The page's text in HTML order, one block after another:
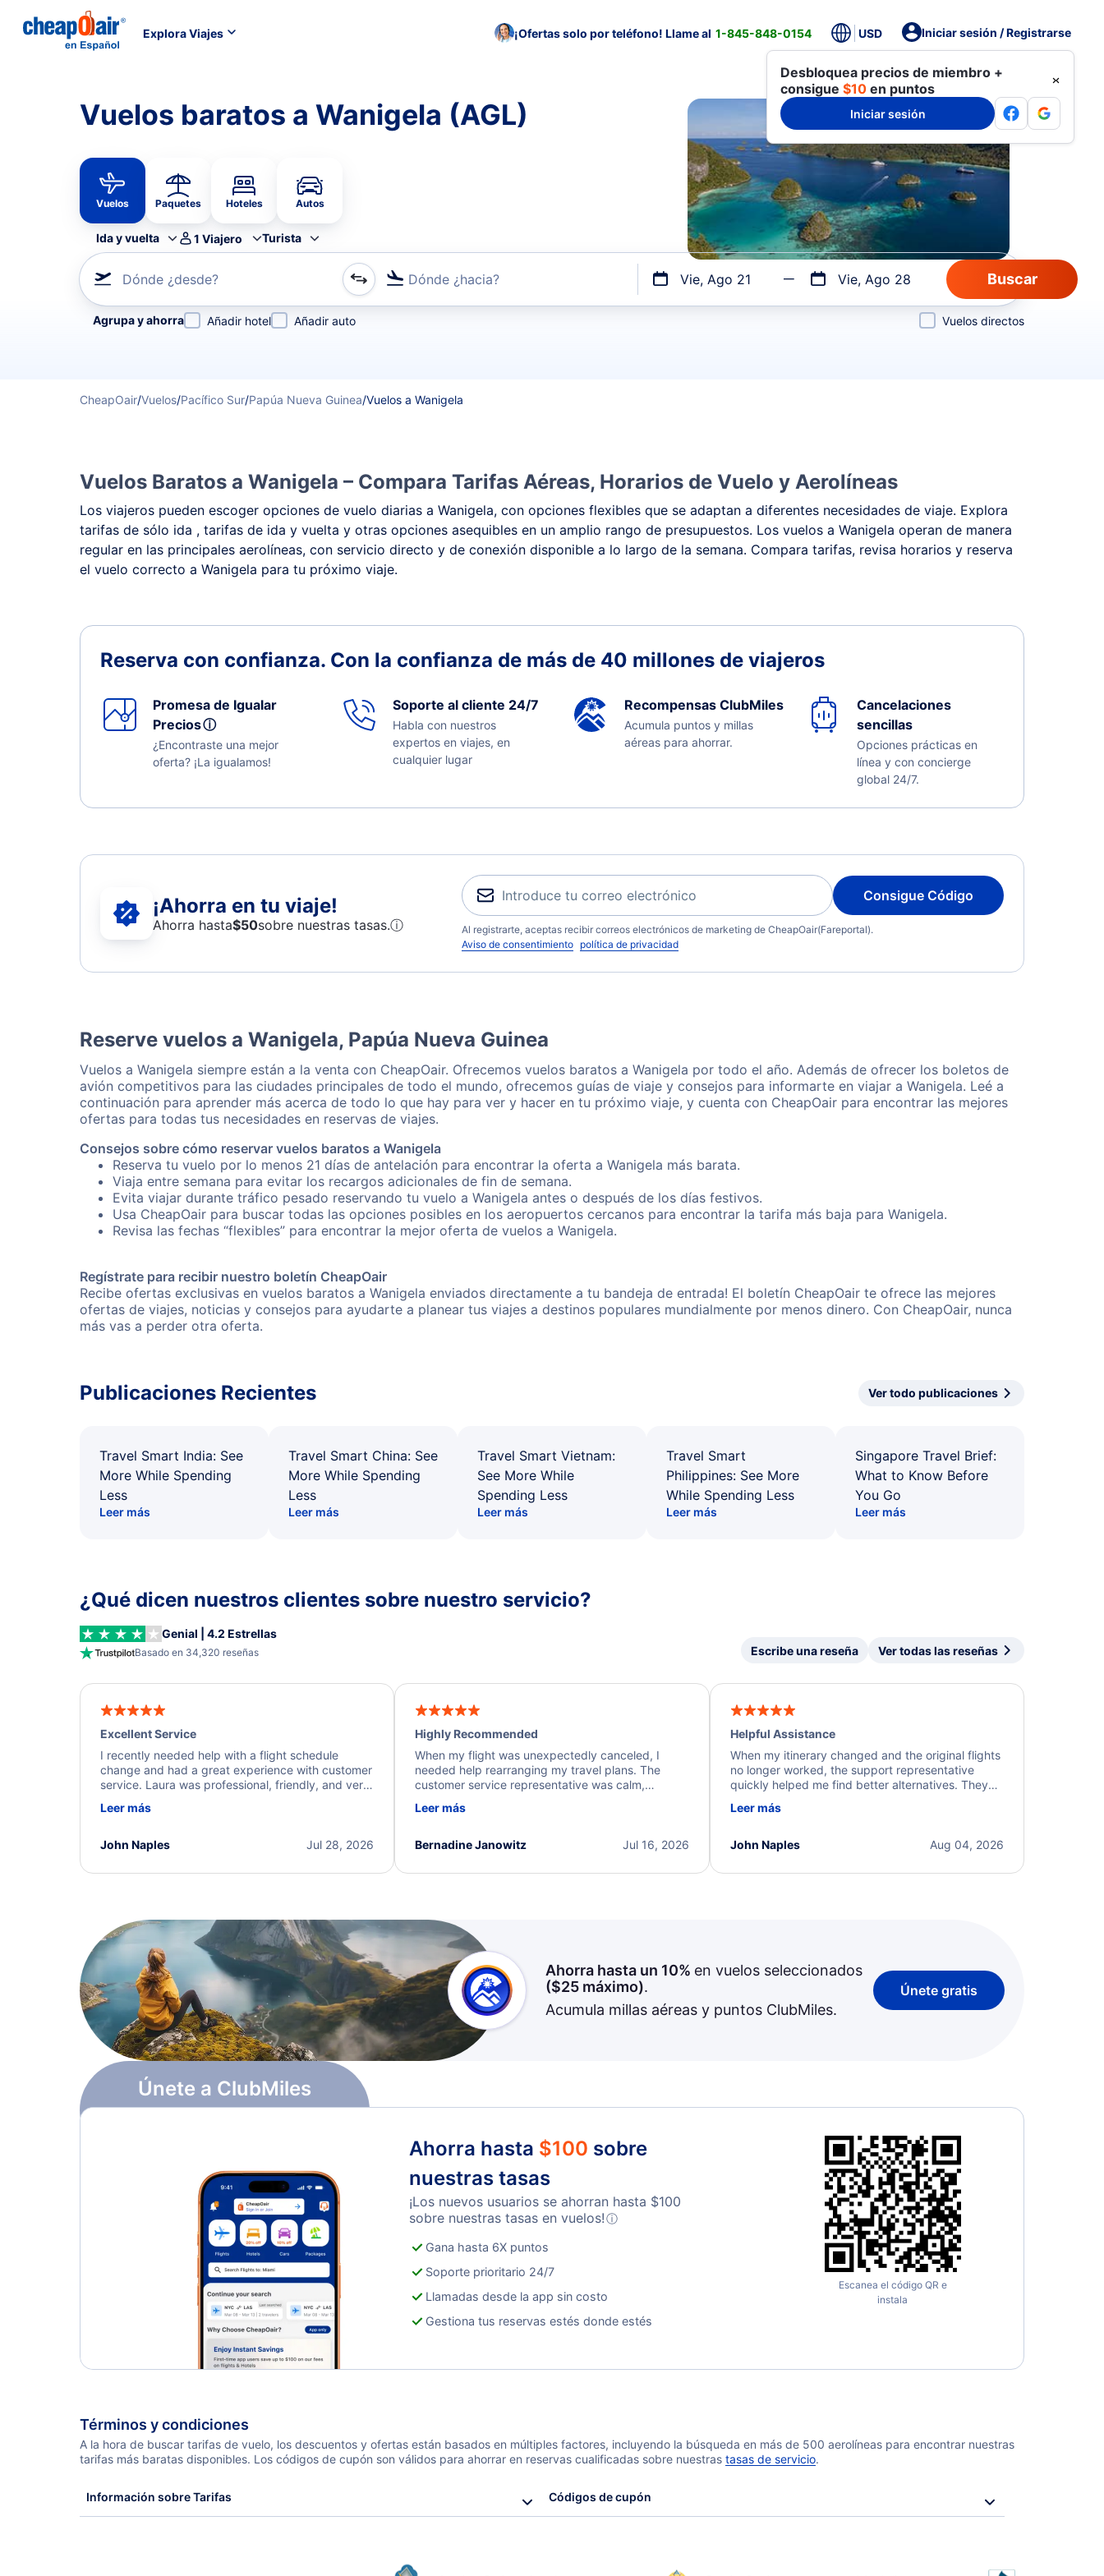
Explora Viajes ¡Ofertas solo por teléfono! Llame al 1-845-848-0154 USD Iniciar sesión / Registrarse
Desbloquea precios de miembro +
consigue $10 en puntos
Iniciar sesión
Vuelos baratos a Wanigela (AGL)
Vuelos Paquetes Hoteles Autos
Ida y vuelta 1 Viajero Turista
Dónde ¿desde? Dónde ¿hacia? Vie, Ago 21 Vie, Ago 28
Refina tu búsqueda por aerolínea, por ciudad o aeropuerto o por vuelos directos
Agrupa y ahorra Añadir hotel Añadir auto Vuelos directos
CheapOair/Vuelos/Pacífico Sur/Papúa Nueva Guinea/Vuelos a Wanigela
Vuelos Baratos a Wanigela – Compara Tarifas Aéreas, Horarios de Vuelo y Aerolíneas
Los viajeros pueden escoger opciones de vuelo diarias a Wanigela, con opciones flexibles que se adaptan a diferentes necesidades de viaje. Explora
tarifas de sólo ida , tarifas de ida y vuelta y otras opciones asequibles en un amplio rango de presupuestos. Los vuelos a Wanigela operan de manera
regular en las principales aerolíneas, con servicio directo y de conexión disponible a lo largo de la semana. Compara tarifas, revisa horarios y reserva
el vuelo correcto a Wanigela para tu próximo viaje.
Reserva con confianza. Con la confianza de más de 40 millones de viajeros
Promesa de Igualar
Preciosⓘ
¿Encontraste una mejor
oferta? ¡La igualamos!
Soporte al cliente 24/7
Habla con nuestros
expertos en viajes, en
cualquier lugar
Recompensas ClubMiles
Acumula puntos y millas
aéreas para ahorrar.
Cancelaciones
sencillas
Opciones prácticas en
línea y con concierge
global 24/7.
¡Ahorra en tu viaje!
Ahorra hasta$50sobre nuestras tasas.ⓘ
Consigue Código
Al registrarte, aceptas recibir correos electrónicos de marketing de CheapOair(Fareportal).
Aviso de consentimiento política de privacidad
Reserve vuelos a Wanigela, Papúa Nueva Guinea
Vuelos a Wanigela siempre están a la venta con CheapOair. Ofrecemos vuelos baratos a Wanigela por todo el año. Además de ofrecer los boletos de
avión competitivos para las ciudades principales de todo el mundo, ofrecemos guías de viaje y consejos para informarte en viajar a Wanigela. Leé a
continuación para aprender más acerca de todo lo que hay para ver y hacer en tu próximo viaje, y cuenta con CheapOair para encontrar las mejores
ofertas para todas tus necesidades en reservas de viajes.
Consejos sobre cómo reservar vuelos baratos a Wanigela
Reserva tu vuelo por lo menos 21 días de antelación para encontrar la oferta a Wanigela más barata.
Viaja entre semana para evitar los recargos adicionales de fin de semana.
Evita viajar durante tráfico pesado reservando tu vuelo a Wanigela antes o después de los días festivos.
Usa CheapOair para buscar todas las opciones posibles en los aeropuertos cercanos para encontrar la tarifa más baja para Wanigela.
Revisa las fechas “flexibles” para encontrar la mejor oferta de vuelos a Wanigela.
Regístrate para recibir nuestro boletín CheapOair
Recibe ofertas exclusivas en vuelos baratos a Wanigela enviados directamente a tu bandeja de entrada! El boletín CheapOair te ofrece las mejores
ofertas de viajes, noticias y consejos para ayudarte a planear tus viajes a destinos populares mundialmente por menos dinero. Con CheapOair, nunca
más vas a perder otra oferta.
Publicaciones Recientes Ver todo publicaciones
Travel Smart India: See
More While Spending
Less
Leer más
Travel Smart China: See
More While Spending
Less
Leer más
Travel Smart Vietnam:
See More While
Spending Less
Leer más
Travel Smart
Philippines: See More
While Spending Less
Leer más
Singapore Travel Brief:
What to Know Before
You Go
Leer más
¿Qué dicen nuestros clientes sobre nuestro servicio?
Genial | 4.2 Estrellas
Basado en 34,320 reseñas Escribe una reseña Ver todas las reseñas
Excellent Service
I recently needed help with a flight schedule
change and had a great experience with customer
service. Laura was professional, friendly, and very
a solution and kept me informed of the next steps.
Leer más
Jul 28, 2026
John Naples
Highly Recommended
When my flight was unexpectedly canceled, I
needed help rearranging my travel plans. The
customer service representative was calm,
process. They quickly found alternative flight
I truly appreciate the excellent support and
Leer más
Jul 16, 2026
Bernadine Janowitz
Helpful Assistance
When my itinerary changed and the original flights
no longer worked, the support representative
quickly helped me find better alternatives. They
beyond to resolve the issue. I'm grateful for the
Leer más
Aug 04, 2026
John Naples
Únete a ClubMiles
Ahorra hasta un 10% en vuelos seleccionados
($25máximo).
Acumula millas aéreas y puntos ClubMiles.
Únete gratis
Ahorra hasta $100 sobre
nuestras tasas
¡Los nuevos usuarios se ahorran hasta $100
sobre nuestras tasas en vuelos!ⓘ
Gana hasta 6X puntos
Soporte prioritario 24/7
Llamadas desde la app sin costo
Gestiona tus reservas estés donde estés
Escanea el código QR e
instala
Términos y condiciones
A la hora de buscar tarifas de vuelo, los descuentos y ofertas están basados en múltiples factores, incluyendo la búsqueda en más de 500 aerolíneas para encontrar nuestras
tarifas más baratas disponibles. Los códigos de cupón son válidos para ahorrar en reservas cualificadas sobre nuestras tasas de servicio.
Información sobre Tarifas Códigos de cupón